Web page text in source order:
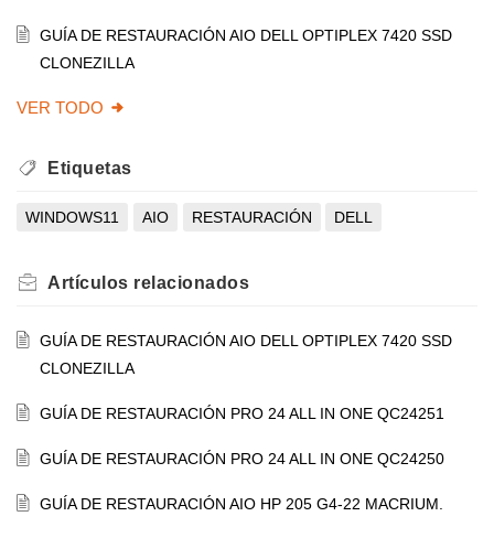
GUÍA DE RESTAURACIÓN AIO DELL OPTIPLEX 7420 SSD
CLONEZILLA
VER TODO
Etiquetas
WINDOWS11 AIO RESTAURACIÓN DELL
Artículos relacionados
GUÍA DE RESTAURACIÓN AIO DELL OPTIPLEX 7420 SSD
CLONEZILLA
GUÍA DE RESTAURACIÓN PRO 24 ALL IN ONE QC24251
GUÍA DE RESTAURACIÓN PRO 24 ALL IN ONE QC24250
GUÍA DE RESTAURACIÓN AIO HP 205 G4-22 MACRIUM.